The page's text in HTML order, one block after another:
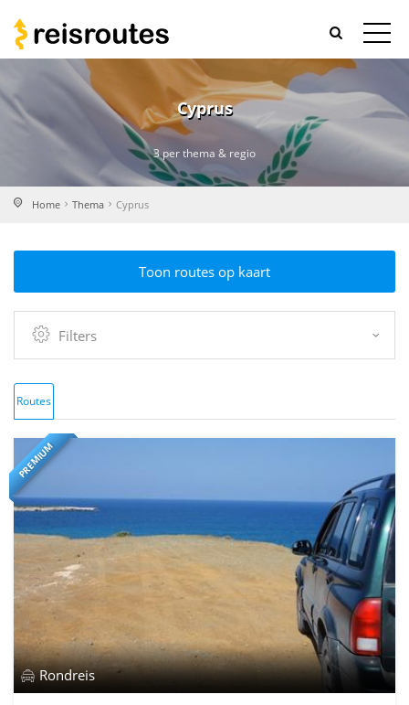
Cyprus
3 per thema & regio
Home Thema Cyprus
Toon routes op kaart
Filters
Routes
PREMIUM
Rondreis